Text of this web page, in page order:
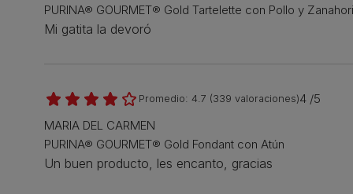
PURINA® GOURMET® Gold Tartelette con Pollo y
Mi gatita la devoró
Promedio: 4.7 (339 valoraciones)4 /5
MARIA DEL CARMEN
PURINA® GOURMET® Gold Fondant con Atún
Un buen producto, les encanto, gracias